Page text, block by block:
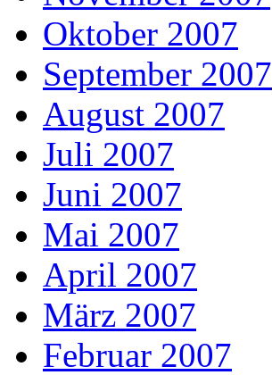
Oktober 2007
September 2007
August 2007
Juli 2007
Juni 2007
Mai 2007
April 2007
März 2007
Februar 2007